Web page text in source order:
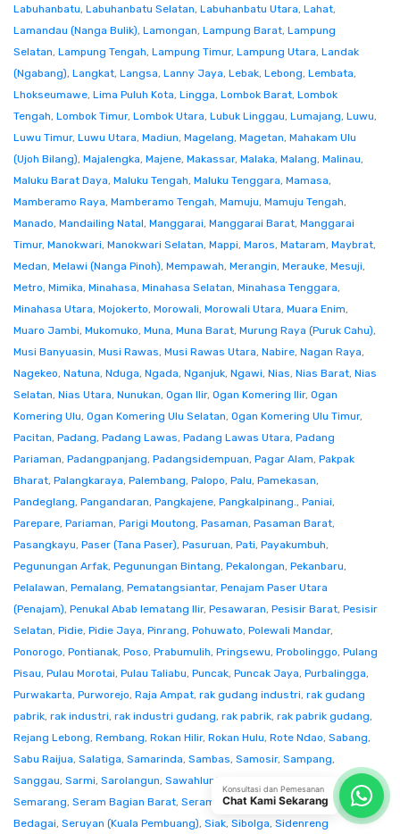
Labuhanbatu, Labuhanbatu Selatan, Labuhanbatu Utara, Lahat,
Lamandau (Nanga Bulik), Lamongan, Lampung Barat, Lampung
Selatan, Lampung Tengah, Lampung Timur, Lampung Utara, Landak
(Ngabang), Langkat, Langsa, Lanny Jaya, Lebak, Lebong, Lembata,
Lhokseumawe, Lima Puluh Kota, Lingga, Lombok Barat, Lombok
Tengah, Lombok Timur, Lombok Utara, Lubuk Linggau, Lumajang, Luwu,
Luwu Timur, Luwu Utara, Madiun, Magelang, Magetan, Mahakam Ulu
(Ujoh Bilang), Majalengka, Majene, Makassar, Malaka, Malang, Malinau,
Maluku Barat Daya, Maluku Tengah, Maluku Tenggara, Mamasa,
Mamberamo Raya, Mamberamo Tengah, Mamuju, Mamuju Tengah,
Manado, Mandailing Natal, Manggarai, Manggarai Barat, Manggarai
Timur, Manokwari, Manokwari Selatan, Mappi, Maros, Mataram, Maybrat,
Medan, Melawi (Nanga Pinoh), Mempawah, Merangin, Merauke, Mesuji,
Metro, Mimika, Minahasa, Minahasa Selatan, Minahasa Tenggara,
Minahasa Utara, Mojokerto, Morowali, Morowali Utara, Muara Enim,
Muaro Jambi, Mukomuko, Muna, Muna Barat, Murung Raya (Puruk Cahu),
Musi Banyuasin, Musi Rawas, Musi Rawas Utara, Nabire, Nagan Raya,
Nagekeo, Natuna, Nduga, Ngada, Nganjuk, Ngawi, Nias, Nias Barat, Nias
Selatan, Nias Utara, Nunukan, Ogan Ilir, Ogan Komering Ilir, Ogan
Komering Ulu, Ogan Komering Ulu Selatan, Ogan Komering Ulu Timur,
Pacitan, Padang, Padang Lawas, Padang Lawas Utara, Padang
Pariaman, Padangpanjang, Padangsidempuan, Pagar Alam, Pakpak
Bharat, Palangkaraya, Palembang, Palopo, Palu, Pamekasan,
Pandeglang, Pangandaran, Pangkajene, Pangkalpinang., Paniai,
Parepare, Pariaman, Parigi Moutong, Pasaman, Pasaman Barat,
Pasangkayu, Paser (Tana Paser), Pasuruan, Pati, Payakumbuh,
Pegunungan Arfak, Pegunungan Bintang, Pekalongan, Pekanbaru,
Pelalawan, Pemalang, Pematangsiantar, Penajam Paser Utara
(Penajam), Penukal Abab lematang Ilir, Pesawaran, Pesisir Barat, Pesisir
Selatan, Pidie, Pidie Jaya, Pinrang, Pohuwato, Polewali Mandar,
Ponorogo, Pontianak, Poso, Prabumulih, Pringsewu, Probolinggo, Pulang
Pisau, Pulau Morotai, Pulau Taliabu, Puncak, Puncak Jaya, Purbalingga,
Purwakarta, Purworejo, Raja Ampat, rak gudang industri, rak gudang
pabrik, rak industri, rak industri gudang, rak pabrik, rak pabrik gudang,
Rejang Lebong, Rembang, Rokan Hilir, Rokan Hulu, Rote Ndao, Sabang,
Sabu Raijua, Salatiga, Samarinda, Sambas, Samosir, Sampang,
Sanggau, Sarmi, Sarolangun, Sawahlunto
Semarang, Seram Bagian Barat, Seram Bagian Timur,Serang Serdang
Bedagai, Seruyan (Kuala Pembuang), Siak, Sibolga, Sidenreng
Konsultasi dan Pemesanan
Chat Kami Sekarang